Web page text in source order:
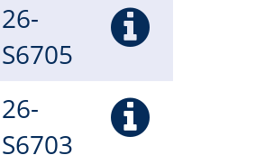
26-
S6705
26-
S6703